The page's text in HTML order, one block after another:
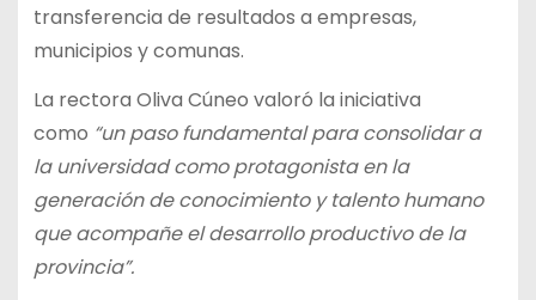
transferencia de resultados a empresas,
municipios y comunas.
La rectora Oliva Cúneo valoró la iniciativa
como “un paso fundamental para consolidar a
la universidad como protagonista en la
generación de conocimiento y talento humano
que acompañe el desarrollo productivo de la
provincia”.